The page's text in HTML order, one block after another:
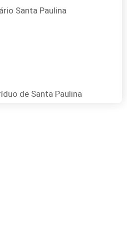
Santa Paulina
de Santa Paulina